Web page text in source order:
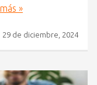
»
29 de diciembre, 2024